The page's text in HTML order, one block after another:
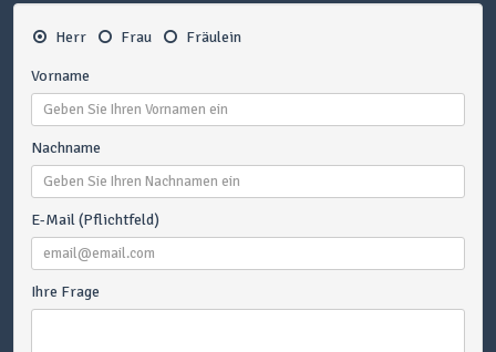
Herr Frau Fräulein
Vorname
Nachname
E-Mail (Pflichtfeld)
Ihre Frage